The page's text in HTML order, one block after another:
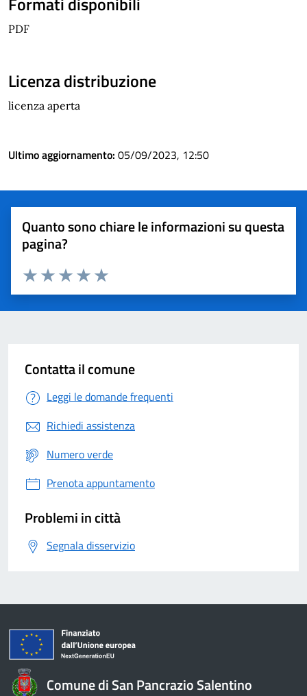
PDF
Licenza distribuzione
licenza aperta
Ultimo aggiornamento: 05/09/2023, 12:50
Quanto sono chiare le informazioni su questa
pagina?
Valuta 5 stelle su 5
Valuta 4 stelle su 5
Valuta 3 stelle su 5
Valuta 2 stelle su 5
Valuta 1 stelle su 5
Contatta il comune
Leggi le domande frequenti
Richiedi assistenza
Numero verde
Prenota appuntamento
Problemi in città
Segnala disservizio
Comune di San Pancrazio Salentino